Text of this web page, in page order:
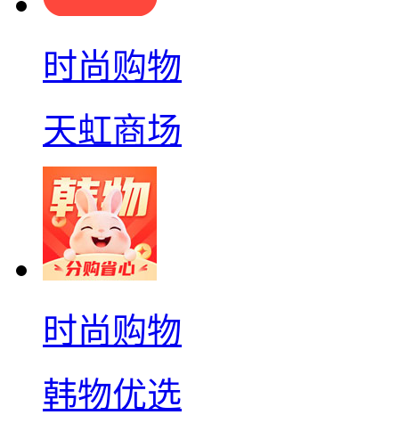
时尚购物
天虹商场
时尚购物
韩物优选